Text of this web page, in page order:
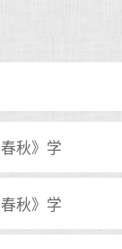
秋》学
秋》学